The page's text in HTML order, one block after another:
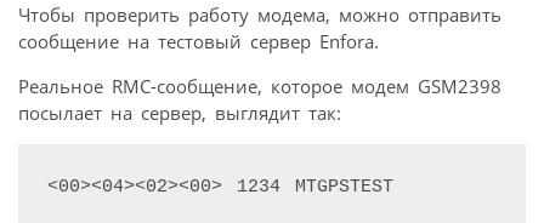
Чтобы проверить работу модема, можно отправить
сообщение на тестовый сервер Enfora.
Реальное RMC-сообщение, которое модем GSM2398
посылает на сервер, выглядит так:
<00><04><02><00> 1234 MTGPSTEST